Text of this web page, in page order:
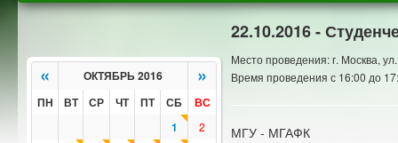
« ОКТЯБРЬ 2016 »
ПН ВТ СР ЧТ ПТ СБ
ВС
1
2
22.10.2016 -
Место проведения: г. Москва,
Время проведения с 16:00 до
МГУ - МГАФК